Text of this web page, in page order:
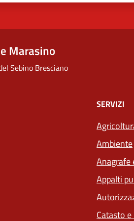
Marasino
Sebino Bresciano
SERVIZI
Ambiente
Anagrafe
Appalti
Catasto